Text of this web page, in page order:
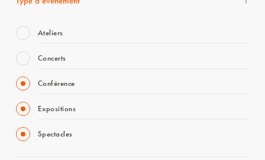
Ateliers
Concerts
Conférence
Expositions
Spectacles